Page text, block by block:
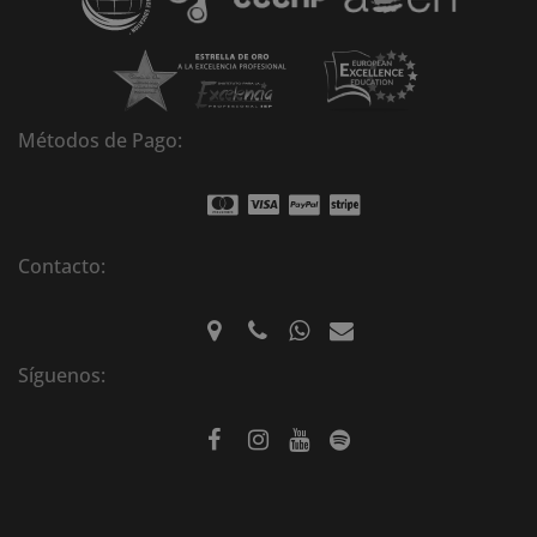
Métodos de Pago:
Contacto:
Síguenos: